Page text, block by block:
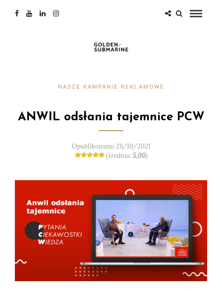
NASZE KAMPANIE REKLAMOWE
ANWIL odsłania tajemnice PCW
Opublikowano 28/10/2021
(średnia:5,00)